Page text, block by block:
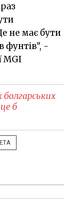
не має бути
фунтів", -
MGI
болгарських
б